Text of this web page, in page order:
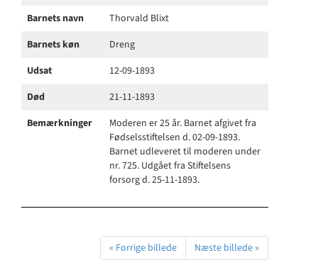
Barnets navn
Thorvald Blixt
Barnets køn
Dreng
Udsat
12-09-1893
Død
21-11-1893
Bemærkninger
Moderen er 25 år. Barnet afgivet fra
Fødselsstiftelsen d. 02-09-1893.
Barnet udleveret til moderen under
nr. 725. Udgået fra Stiftelsens
forsorg d. 25-11-1893.
« Forrige billede Næste billede »